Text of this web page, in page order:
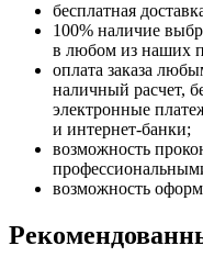
бесплатная
100% наличие
в любом из наших
оплата заказа
наличный расчет,
электронные
и интернет-банки;
возможность
возможность